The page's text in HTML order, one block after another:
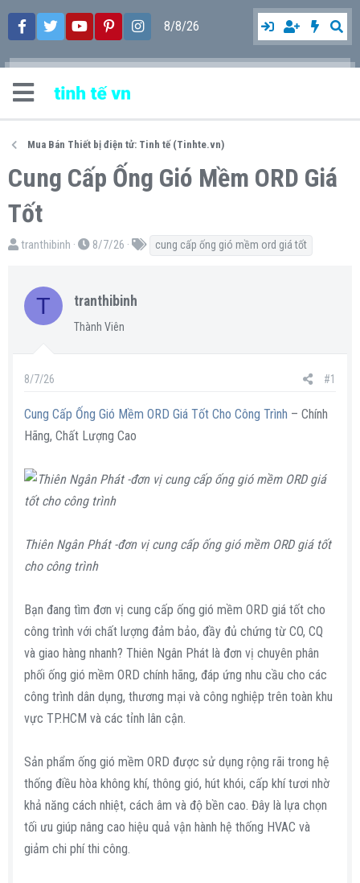
8/8/26
Mua Bán Thiết bị điện tử: Tinh tế (Tinhte.vn)
Cung Cấp Ống Gió Mềm ORD Giá
Tốt
T
e
e
tranthibinh
N
y
g
8/7/26 cung cấp ống gió mềm ord giá tốt
T tranthibinh
Thành Viên
8/7/26 #1
Cung Cấp Ống Gió Mềm ORD Giá Tốt Cho Công Trình – Chính
Hãng, Chất Lượng Cao
Thiên Ngân Phát -đơn vị cung cấp ống gió mềm ORD giá tốt
cho công trình
Bạn đang tìm đơn vị cung cấp ống gió mềm ORD giá tốt cho
công trình với chất lượng đảm bảo, đầy đủ chứng từ CO, CQ
và giao hàng nhanh? Thiên Ngân Phát là đơn vị chuyên phân
phối ống gió mềm ORD chính hãng, đáp ứng nhu cầu cho các
công trình dân dụng, thương mại và công nghiệp trên toàn khu
vực TP.HCM và các tỉnh lân cận.
Sản phẩm ống gió mềm ORD được sử dụng rộng rãi trong hệ
thống điều hòa không khí, thông gió, hút khói, cấp khí tươi nhờ
khả năng cách nhiệt, cách âm và độ bền cao. Đây là lựa chọn
tối ưu giúp nâng cao hiệu quả vận hành hệ thống HVAC và
giảm chi phí thi công.